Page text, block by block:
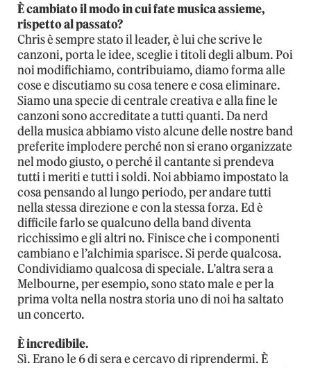
È cambiato il modo in cui fate musica assieme,
rispetto al passato?
Chris è sempre stato il leader, è lui che scrive le
canzoni, porta le idee, sceglie i titoli degli album. Poi
noi modifichiamo, contribuiamo, diamo forma alle
cose e discutiamo su cosa tenere e cosa eliminare.
Siamo una specie di centrale creativa e alla fine le
canzoni sono accreditate a tutti quanti. Da nerd
della musica abbiamo visto alcune delle nostre band
preferite implodere perché non si erano organizzate
nel modo giusto, o perché il cantante si prendeva
tutti i meriti e tutti i soldi. Noi abbiamo impostato la
cosa pensando al lungo periodo, per andare tutti
nella stessa direzione e con la stessa forza. Ed è
difficile farlo se qualcuno della band diventa
ricchissimo e gli altri no. Finisce che i componenti
cambiano e l’alchimia sparisce. Si perde qualcosa.
Condividiamo qualcosa di speciale. L’altra sera a
Melbourne, per esempio, sono stato male e per la
prima volta nella nostra storia uno di noi ha saltato
un concerto.
È incredibile.
Sì. Erano le 6 di sera e cercavo di riprendermi. È